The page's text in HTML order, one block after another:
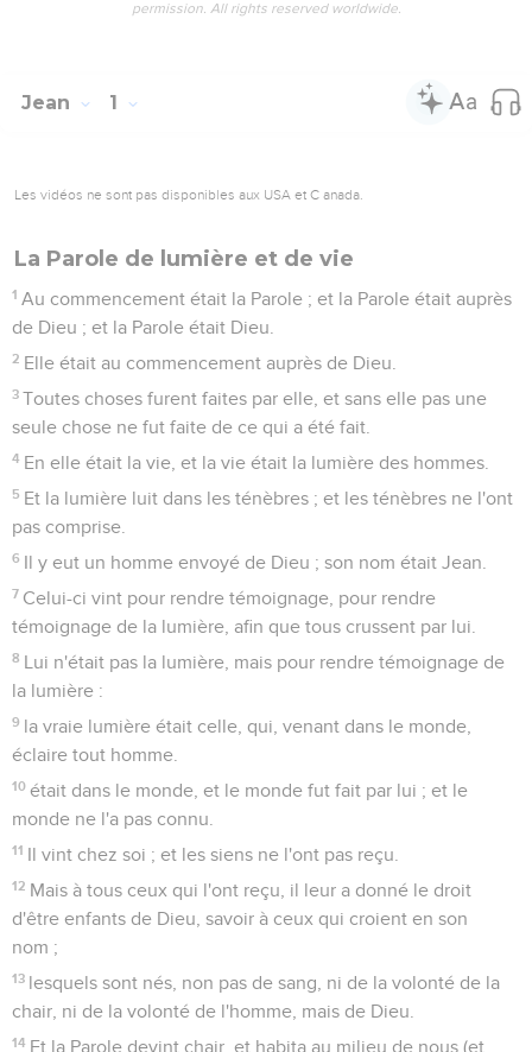
permission. All rights reserved worldwide.
Jean 1
Les vidéos ne sont pas disponibles aux USA et C anada.
La Parole de lumière et de vie
1 Au commencement était la Parole ; et la Parole était auprès
de Dieu ; et la Parole était Dieu.
2 Elle était au commencement auprès de Dieu.
3 Toutes choses furent faites par elle, et sans elle pas une
seule chose ne fut faite de ce qui a été fait.
4 En elle était la vie, et la vie était la lumière des hommes.
5 Et la lumière luit dans les ténèbres ; et les ténèbres ne l'ont
pas comprise.
6 Il y eut un homme envoyé de Dieu ; son nom était Jean.
7 Celui-ci vint pour rendre témoignage, pour rendre
témoignage de la lumière, afin que tous crussent par lui.
8 Lui n'était pas la lumière, mais pour rendre témoignage de
la lumière :
9 la vraie lumière était celle, qui, venant dans le monde,
éclaire tout homme.
10 était dans le monde, et le monde fut fait par lui ; et le
monde ne l'a pas connu.
11 Il vint chez soi ; et les siens ne l'ont pas reçu.
12 Mais à tous ceux qui l'ont reçu, il leur a donné le droit
d'être enfants de Dieu, savoir à ceux qui croient en son
nom ;
13 lesquels sont nés, non pas de sang, ni de la volonté de la
chair, ni de la volonté de l'homme, mais de Dieu.
14 Et la Parole devint chair, et habita au milieu de nous (et